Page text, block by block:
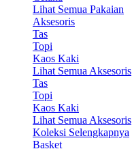
Lihat Semua Pakaian
Aksesoris
Tas
Topi
Kaos Kaki
Lihat Semua Aksesoris
Tas
Topi
Kaos Kaki
Lihat Semua Aksesoris
Koleksi Selengkapnya
Basket